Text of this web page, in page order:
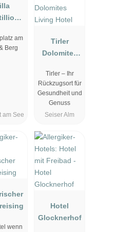
am
Berg
am See
Tirler
Dolomites
Tirler – Ihr
Rückzugsort für
Gesundheit und
Genuss
Seiser Alm
wenn
Hotel
Glocknerhof